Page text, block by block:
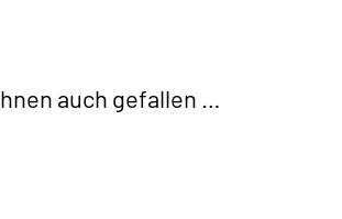
auch gefallen …